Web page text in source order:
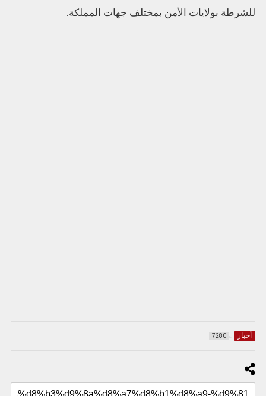
للشرطة بولايات الأمن بمختلف جهات المملكة.
أخبار 7280